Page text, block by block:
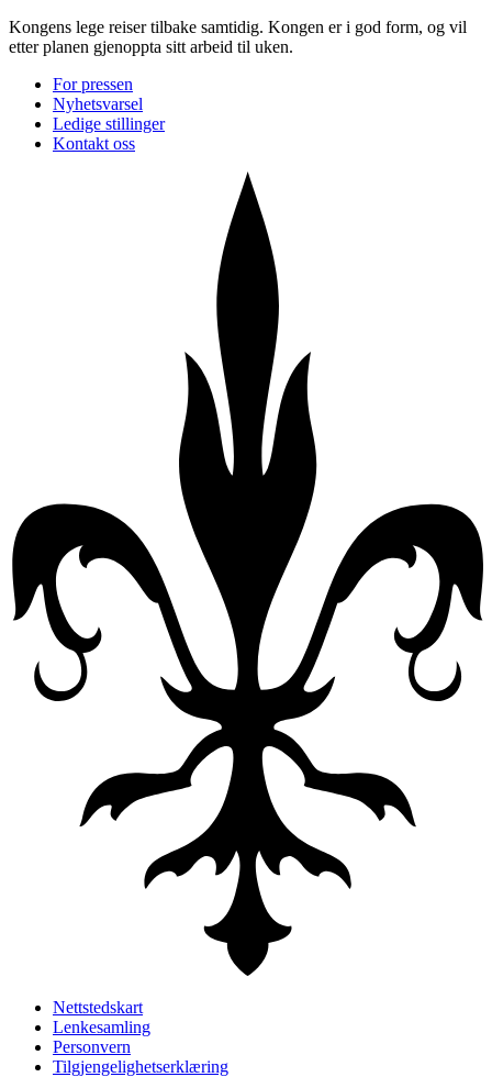
Kongens lege reiser tilbake samtidig. Kongen er i god form, og vil
etter planen gjenoppta sitt arbeid til uken.
For pressen
Nyhetsvarsel
Ledige stillinger
Kontakt oss
Nettstedskart
Lenkesamling
Personvern
Tilgjengelighetserklæring